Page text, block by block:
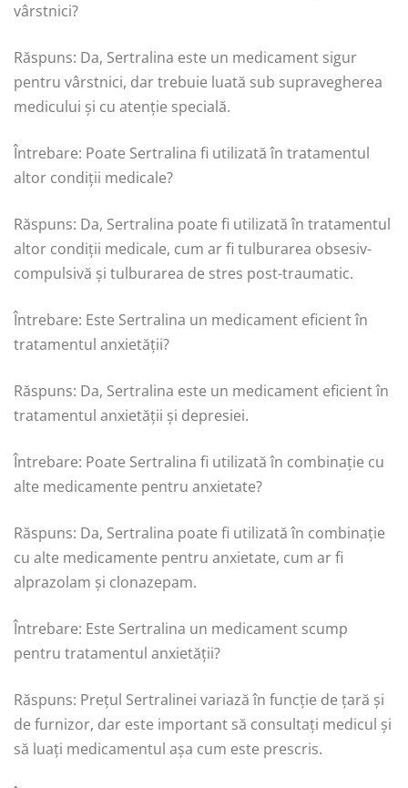
vârstnici?
Răspuns: Da, Sertralina este un medicament sigur
pentru vârstnici, dar trebuie luată sub supravegherea
medicului și cu atenție specială.
Întrebare: Poate Sertralina fi utilizată în tratamentul
altor condiții medicale?
Răspuns: Da, Sertralina poate fi utilizată în tratamentul
altor condiții medicale, cum ar fi tulburarea obsesiv-
compulsivă și tulburarea de stres post-traumatic.
Întrebare: Este Sertralina un medicament eficient în
tratamentul anxietății?
Răspuns: Da, Sertralina este un medicament eficient în
tratamentul anxietății și depresiei.
Întrebare: Poate Sertralina fi utilizată în combinație cu
alte medicamente pentru anxietate?
Răspuns: Da, Sertralina poate fi utilizată în combinație
cu alte medicamente pentru anxietate, cum ar fi
alprazolam și clonazepam.
Întrebare: Este Sertralina un medicament scump
pentru tratamentul anxietății?
Răspuns: Prețul Sertralinei variază în funcție de țară și
de furnizor, dar este important să consultați medicul și
să luați medicamentul așa cum este prescris.